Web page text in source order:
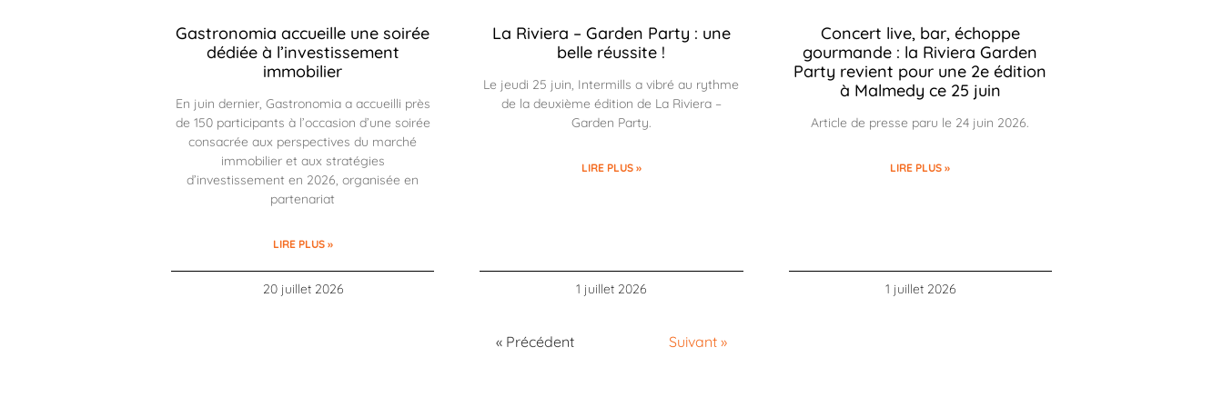
Gastronomia accueille une soirée
dédiée à l’investissement
immobilier
En juin dernier, Gastronomia a accueilli près
de 150 participants à l’occasion d’une soirée
consacrée aux perspectives du marché
immobilier et aux stratégies
d’investissement en 2026, organisée en
partenariat
LIRE PLUS »
20 juillet 2026
La Riviera – Garden Party : une
belle réussite !
Le jeudi 25 juin, Intermills a vibré au rythme
de la deuxième édition de La Riviera –
Garden Party.
LIRE PLUS »
1 juillet 2026
Concert live, bar, échoppe
gourmande : la Riviera Garden
Party revient pour une 2e édition
à Malmedy ce 25 juin
Article de presse paru le 24 juin 2026.
LIRE PLUS »
1 juillet 2026
« Précédent Suivant »